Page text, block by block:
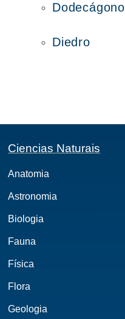
Dodecágono
Diedro
Ciencias Naturais
Anatomia
Astronomia
Biologia
Fauna
Física
Flora
Geologia